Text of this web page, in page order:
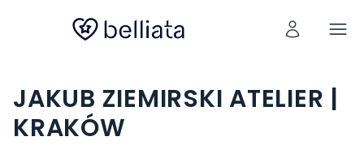
JAKUB ZIEMIRSKI ATELIER |
KRAKÓW